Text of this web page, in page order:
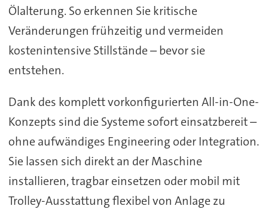
Ölalterung. So erkennen Sie kritische
Veränderungen frühzeitig und vermeiden
kostenintensive Stillstände – bevor sie
entstehen.
Dank des komplett vorkonfigurierten All-in-One-
Konzepts sind die Systeme sofort einsatzbereit –
ohne aufwändiges Engineering oder Integration.
Sie lassen sich direkt an der Maschine
installieren, tragbar einsetzen oder mobil mit
Trolley-Ausstattung flexibel von Anlage zu